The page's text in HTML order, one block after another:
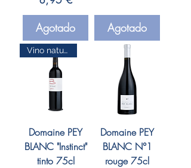
Agotado
Agotado
Vino natural
Domaine PEY
BLANC "Instinct"
tinto 75cl
Domaine PEY
BLANC N°1
rouge 75cl